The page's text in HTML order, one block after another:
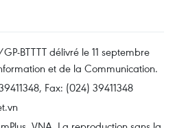
BTTTT délivré le 11 septembre
et de la Communication.
Fax: (024) 39411348